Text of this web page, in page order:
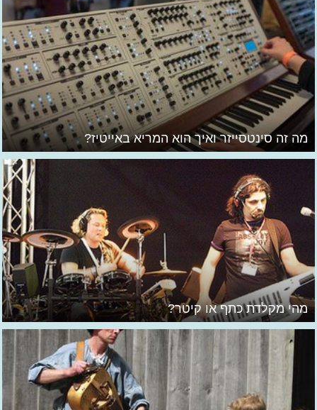
מה זה סינטסייזר ואיך הוא המריא באייטיז?
מהי מקלדת כתף או קיטר?